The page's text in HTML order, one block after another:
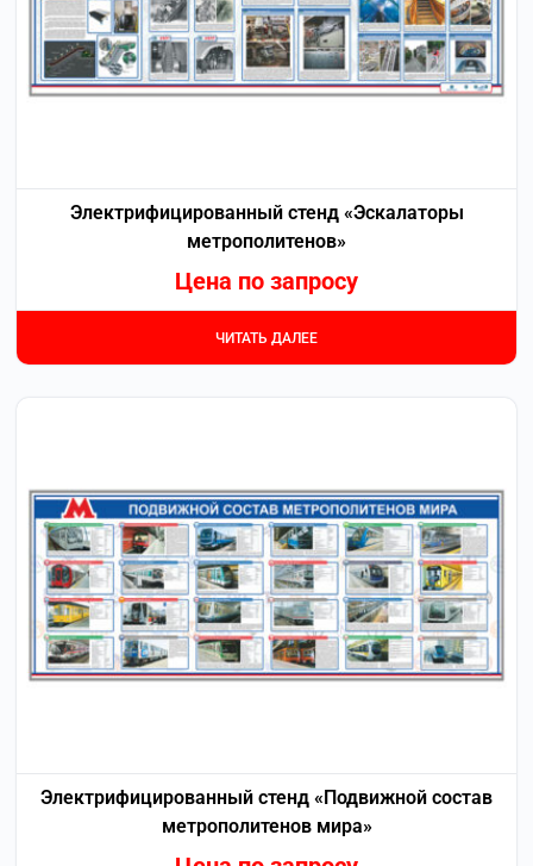
Электрифицированный стенд «Эскалаторы
метрополитенов»
Цена по запросу
ЧИТАТЬ ДАЛЕЕ
Электрифицированный стенд «Подвижной состав
метрополитенов мира»